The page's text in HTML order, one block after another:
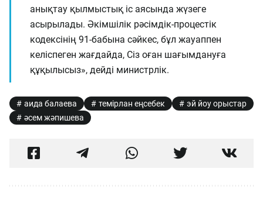
анықтау қылмыстық іс аясында жүзеге
асырылады. Әкімшілік рәсімдік-процестік
кодексінің 91-бабына сәйкес, бұл жауаппен
келіспеген жағдайда, Сіз оған шағымдануға
құқылысыз», дейді министрлік.
аида балаева темірлан еңсебек
эй йоу орыстар
әсем жәпишева